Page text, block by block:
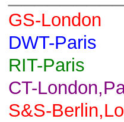
GS-London
DWT-Paris
RIT-Paris
CT-
S&S-